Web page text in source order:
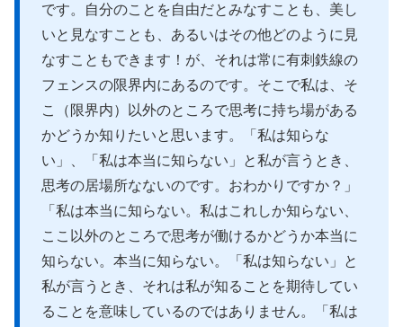
です。自分のことを自由だとみなすことも、美し
いと見なすことも、あるいはその他どのように見
なすこともできます！が、それは常に有刺鉄線の
フェンスの限界内にあるのです。そこで私は、そ
こ（限界内）以外のところで思考に持ち場がある
かどうか知りたいと思います。「私は知らな
い」、「私は本当に知らない」と私が言うとき、
思考の居場所なないのです。おわかりですか？」
「私は本当に知らない。私はこれしか知らない、
ここ以外のところで思考が働けるかどうか本当に
知らない。本当に知らない。「私は知らない」と
私が言うとき、それは私が知ることを期待してい
ることを意味しているのではありません。「私は